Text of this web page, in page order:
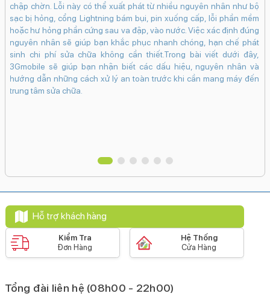
Màn hình rộng:
6.3" - Tần số quét120 Hz
Độ sáng tối đa:
3000 nits
Mặt kính cảm ứng:
Kính cường lực Ceramic Shield 2
40 W
Công nghệ pin:
Tiết kiệm pinSạc pin nhanh Sạc ngược qua cáp
Tiện ích
chập chờn. Lỗi này có thể xuất phát từ nhiều nguyên nhân như bộ
sạc bị hỏng, cổng Lightning bám bụi, pin xuống cấp, lỗi phần mềm
hoặc hư hỏng phần cứng sau va đập, vào nước. Việc xác định đúng
nguyên nhân sẽ giúp bạn khắc phục nhanh chóng, hạn chế phát
sinh chi phí sửa chữa không cần thiết.Trong bài viết dưới đây,
3Gmobile sẽ giúp bạn nhận biết các dấu hiệu, nguyên nhân và
hướng dẫn những cách xử lý an toàn trước khi cần mang máy đến
trung tâm sửa chữa.
Hỗ trợ khách hàng
Kiểm Tra
Đơn Hàng
Hệ Thống
Cửa Hàng
Tổng đài liên hệ (08h00 - 22h00)